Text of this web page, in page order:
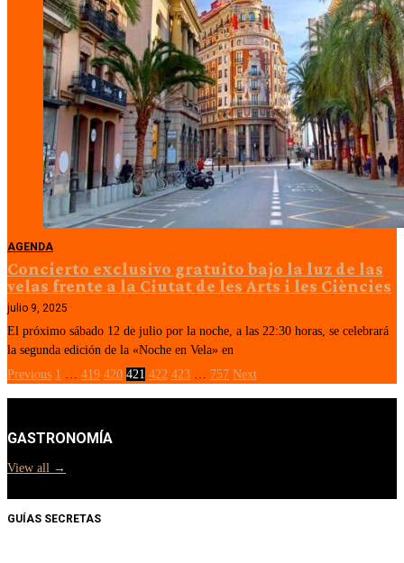
AGENDA
Concierto exclusivo gratuito bajo la luz de las
velas frente a la Ciutat de les Arts i les Ciències
julio 9, 2025
El próximo sábado 12 de julio por la noche, a las 22:30 horas, se celebrará
la segunda edición de la «Noche en Vela» en
Previous 1 … 419 420 421 422 423 … 757 Next
GASTRONOMÍA
View all →
GUÍAS SECRETAS